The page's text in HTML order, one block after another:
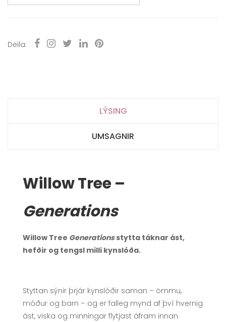
Deila:
LÝSING
UMSAGNIR
Willow Tree –
Generations
Willow Tree Generationsstytta táknar ást,
hefðir og tengsl milli kynslóða.
Styttan sýnir þrjár kynslóðir saman – ömmu,
móður og barn – og er falleg mynd af því hvernig
ást, viska og minningar flytjast áfram innan